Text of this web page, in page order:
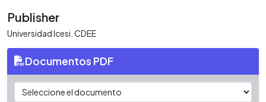
Publisher
Universidad Icesi. CDEE
Documentos PDF